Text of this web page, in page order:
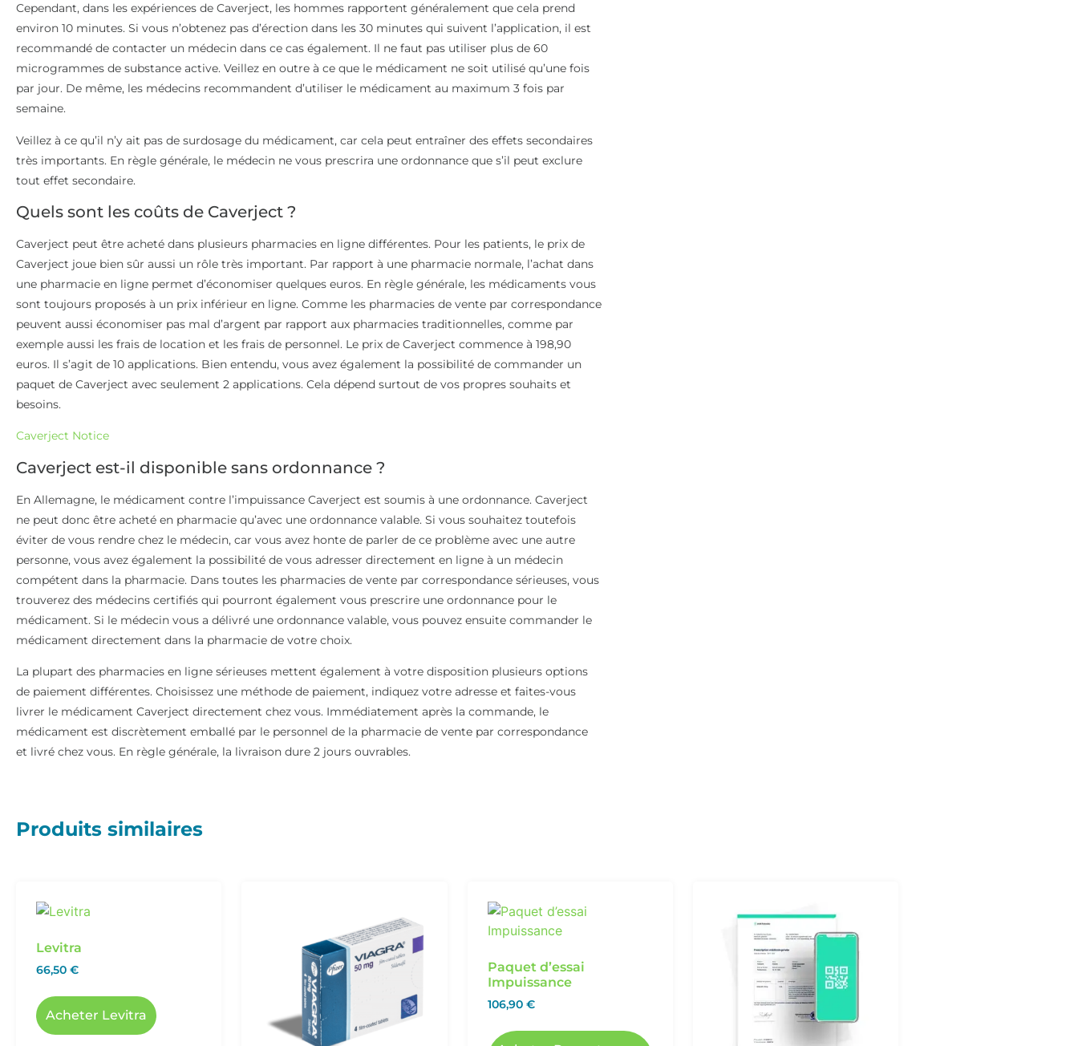
Cependant, dans les expériences de Caverject, les hommes rapportent généralement que cela prend
environ 10 minutes. Si vous n’obtenez pas d’érection dans les 30 minutes qui suivent l’application, il est
recommandé de contacter un médecin dans ce cas également. Il ne faut pas utiliser plus de 60
microgrammes de substance active. Veillez en outre à ce que le médicament ne soit utilisé qu’une fois
par jour. De même, les médecins recommandent d’utiliser le médicament au maximum 3 fois par
semaine.
Veillez à ce qu’il n’y ait pas de surdosage du médicament, car cela peut entraîner des effets secondaires
très importants. En règle générale, le médecin ne vous prescrira une ordonnance que s’il peut exclure
tout effet secondaire.
Quels sont les coûts de Caverject ?
Caverject peut être acheté dans plusieurs pharmacies en ligne différentes. Pour les patients, le prix de
Caverject joue bien sûr aussi un rôle très important. Par rapport à une pharmacie normale, l’achat dans
une pharmacie en ligne permet d’économiser quelques euros. En règle générale, les médicaments vous
sont toujours proposés à un prix inférieur en ligne. Comme les pharmacies de vente par correspondance
peuvent aussi économiser pas mal d’argent par rapport aux pharmacies traditionnelles, comme par
exemple aussi les frais de location et les frais de personnel. Le prix de Caverject commence à 198,90
euros. Il s’agit de 10 applications. Bien entendu, vous avez également la possibilité de commander un
paquet de Caverject avec seulement 2 applications. Cela dépend surtout de vos propres souhaits et
besoins.
Caverject Notice
Caverject est-il disponible sans ordonnance ?
En Allemagne, le médicament contre l’impuissance Caverject est soumis à une ordonnance. Caverject
ne peut donc être acheté en pharmacie qu’avec une ordonnance valable. Si vous souhaitez toutefois
éviter de vous rendre chez le médecin, car vous avez honte de parler de ce problème avec une autre
personne, vous avez également la possibilité de vous adresser directement en ligne à un médecin
compétent dans la pharmacie. Dans toutes les pharmacies de vente par correspondance sérieuses, vous
trouverez des médecins certifiés qui pourront également vous prescrire une ordonnance pour le
médicament. Si le médecin vous a délivré une ordonnance valable, vous pouvez ensuite commander le
médicament directement dans la pharmacie de votre choix.
La plupart des pharmacies en ligne sérieuses mettent également à votre disposition plusieurs options
de paiement différentes. Choisissez une méthode de paiement, indiquez votre adresse et faites-vous
livrer le médicament Caverject directement chez vous. Immédiatement après la commande, le
médicament est discrètement emballé par le personnel de la pharmacie de vente par correspondance
et livré chez vous. En règle générale, la livraison dure 2 jours ouvrables.
Produits similaires
Levitra
66,50 €
Acheter Levitra
Paquet d’essai
Impuissance
106,90 €